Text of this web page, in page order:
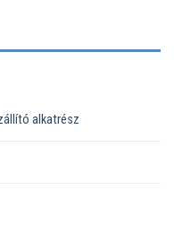
alkatrész